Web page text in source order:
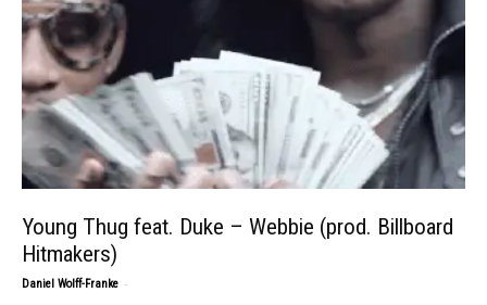
Young Thug feat. Duke – Webbie (prod. Billboard
Hitmakers)
Daniel Wolff-Franke -